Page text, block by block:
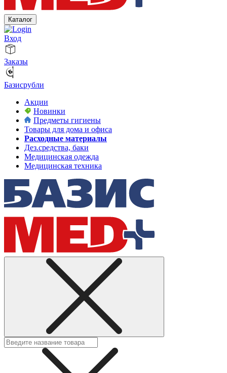
Каталог
Вход
Заказы
Базисрубли
Акции
Новинки
Предметы гигиены
Товары для дома и офиса
Расходные материалы
Дез.средства, баки
Медицинская одежда
Медицинская техника